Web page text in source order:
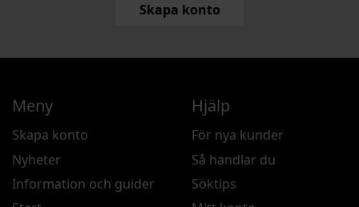
Skapa konto
Meny
Skapa konto
Nyheter
Information och guider
Hjälp
För nya kunder
Så handlar du
Söktips